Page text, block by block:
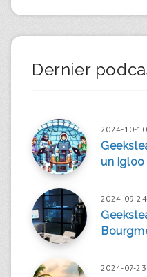
Dernier
2024-10-10
un igloo
2024-09-24
2024-07-23